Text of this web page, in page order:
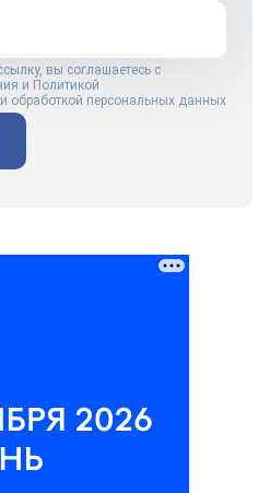
вы соглашаетесь с
и Политикой
обработкой персональных данных